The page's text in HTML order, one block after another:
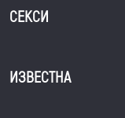
СЕКСИ
ИЗВЕСТНА